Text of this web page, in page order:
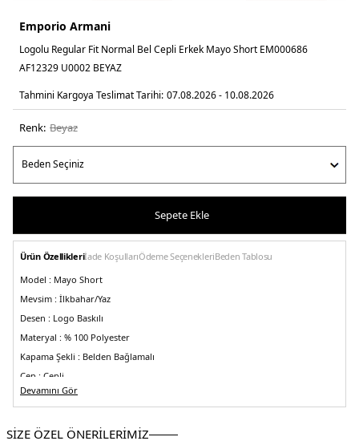
Emporio Armani
Logolu Regular Fit Normal Bel Cepli Erkek Mayo Short EM000686
AF12329 U0002 BEYAZ
Tahmini Kargoya Teslimat Tarihi: 07.08.2026 - 10.08.2026
Renk: beyaz
Sepete Ekle
Ürün Özellikleriİade KoşullarıÖdeme SeçenekleriBeden Tablosu
Model : Mayo Short
Mevsim : İlkbahar/Yaz
Desen : Logo Baskılı
Materyal : % 100 Polyester
Kapama Şekli : Belden Bağlamalı
Cep : Cepli
Kalıp Bilgisi :Regular Fit, Normal Bel
5DY1EM000686AF12329U0002.25
Devamını Gör
SİZE ÖZEL ÖNERİLERİMİZ